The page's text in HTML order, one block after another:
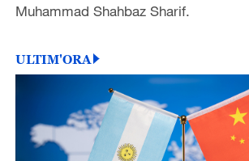
Muhammad Shahbaz Sharif.
ULTIM'ORA